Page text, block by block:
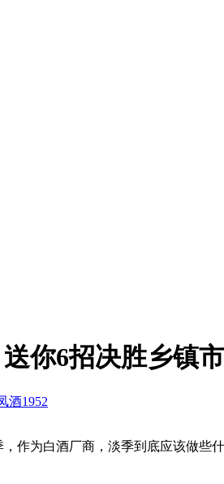
你6招决胜乡镇市
酒1952
为白酒厂商，淡季到底应该做些